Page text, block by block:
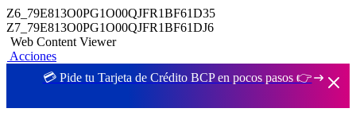
Z6_79E813O0PG1O00QJFR1BF61D35
Z7_79E813O0PG1O00QJFR1BF61DJ6
Web Content Viewer
Acciones
💳 Pide tu Tarjeta de Crédito BCP en pocos pasos 👉